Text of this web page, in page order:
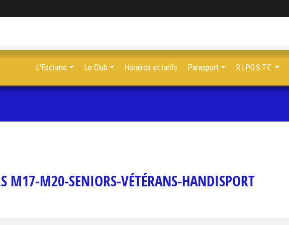
M17-M20-SENIORS-VÉTÉRANS-HANDISPORT
L'Escrime Le Club Horaires et tarifs Parasport R.I.P.O.S.T.E.